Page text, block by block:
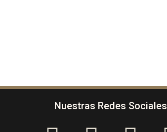
Nuestras Redes Sociales